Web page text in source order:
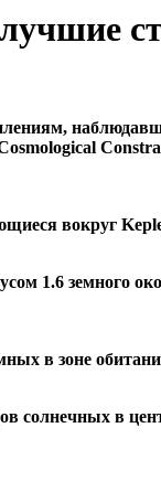
вокруг
1.6 земного
в зоне
солнечных в